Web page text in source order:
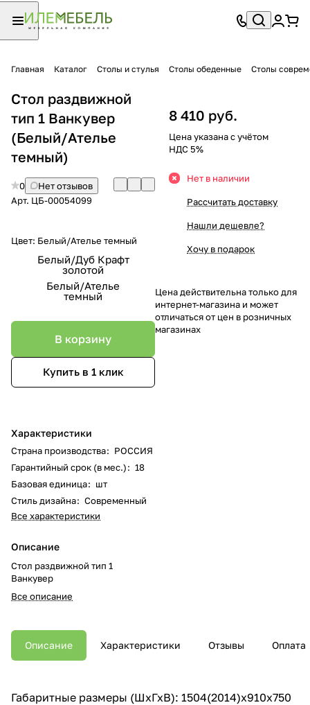
Главная Каталог Столы и стулья Столы обеденные Столы
Стол раздвижной
тип 1 Ванкувер
(Белый/Ателье
темный)
0
Нет отзывов
Арт. ЦБ-00054099
Цвет: Белый/Ателье темный
Белый/Дуб Крафт
золотой
Белый/Ателье
темный
В корзину
Купить в 1 клик
Характеристики
Страна производства: РОССИЯ
Гарантийный срок (в мес.): 18
Базовая единица: шт
Стиль дизайна: Современный
Все характеристики
Описание
Стол раздвижной тип 1
Ванкувер
Все описание
8 410 руб.
Цена указана с учётом
НДС 5%
Нет в наличии
Рассчитать доставку
Нашли дешевле?
Хочу в подарок
Цена действительна только для
интернет-магазина и может
отличаться от цен в розничных
магазинах
Описание Характеристики Отзывы Оплата
Габаритные размеры (ШхГхВ): 1504(2014)х910х750